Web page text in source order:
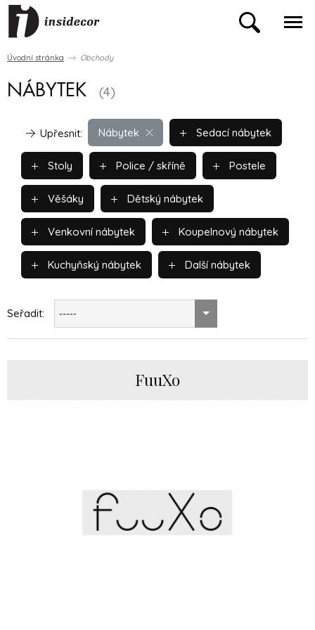
Úvodní stránka Obchody
NÁBYTEK (4)
Nábytek
Upřesnit: Sedací nábytek
Stoly Police / skříně Postele
Věšáky Dětský nábytek
Venkovní nábytek Koupelnový nábytek
Kuchyňský nábytek Další nábytek
Seřadit: -----
FuuXo